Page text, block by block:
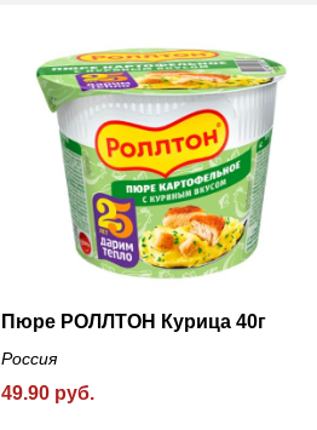
Пюре РОЛЛТОН Курица 40г
Россия
49.90 руб.